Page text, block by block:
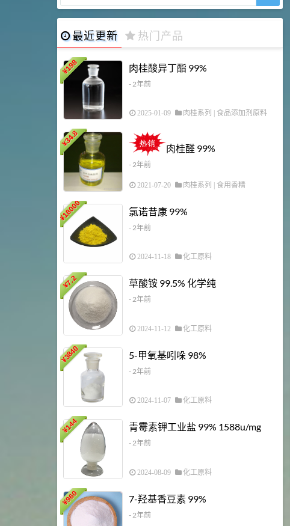
最近更新 热门产品
¥
198 肉桂酸异丁酯 99%
- 2年前
2025-01-09 肉桂系列 食品添加剂原料
¥
34.8
肉桂醛 99%
- 2年前
2021-07-20 肉桂系列 | 食用香精
¥
18000 氯诺昔康 99%
- 2年前
2024-11-18 化工原料
¥
7.2 草酸铵 99.5% 化学纯
- 2年前
2024-11-12 化工原料
¥
3840 5-甲氧基吲哚 98%
- 2年前
2024-11-07 化工原料
¥
144 青霉素钾工业盐 99% 1588u/mg
- 2年前
2024-08-09 化工原料
¥
960 7-羟基香豆素 99%
- 2年前